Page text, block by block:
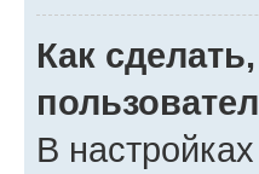
Как
В